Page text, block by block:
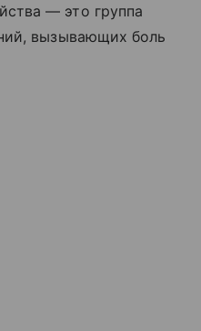
— это группа
вызывающих боль